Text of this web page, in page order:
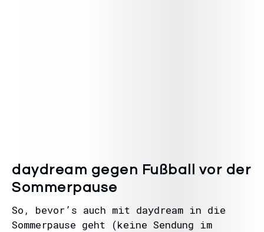
daydream gegen Fußball vor der
Sommerpause
So, bevor’s auch mit daydream in die
Sommerpause geht (keine Sendung im